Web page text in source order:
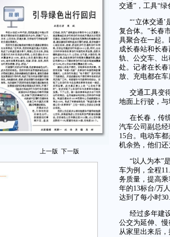
上一版 下一版
交通”，工具“绿
“‘立体交通
复合体。”长春
具聚合在一起
成长春站和长
轨、公交车、
处。记者在长
放、充电都在车
交通工具变
地面上行驶，与
在长春，传
汽车公司副总
15台。电动车
机余热，他们
“以人为本”
车为例，全程
务质量，提高
年的13标台/万
达到了每小时
经过多年建
公交为延伸、
从家里出来后